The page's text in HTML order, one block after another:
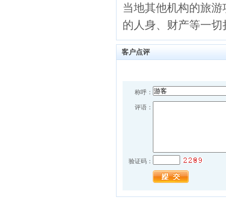
当地其他机构的旅
的人身、财产等一
客户点评
称呼：
评语：
验证码：